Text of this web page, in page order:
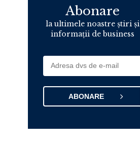
Abonare
la ultimele noastre știri și
informații de business